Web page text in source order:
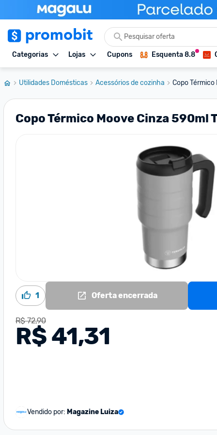
Categorias Lojas Cupons Esquenta 8.8
Utilidades Domésticas Acessórios de cozinha Copo Térmico
Copo Térmico Moove Cinza 590ml
1 Oferta encerrada
R$ 72,90
R$ 41,31
Vendido por: Magazine Luiza